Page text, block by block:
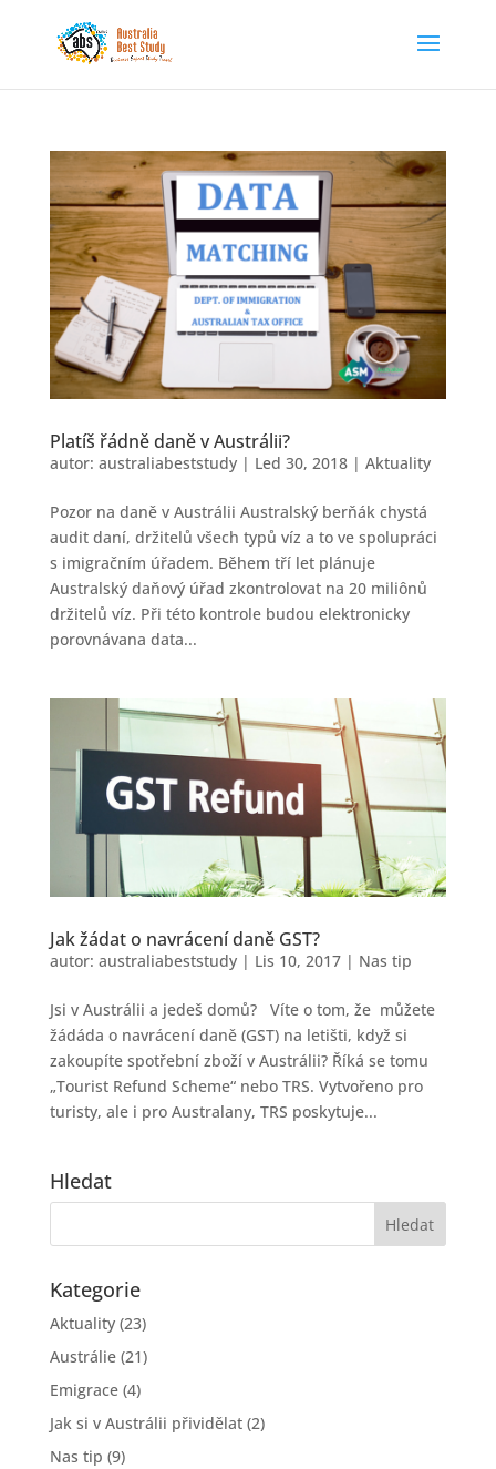
Platíš řádně daně v Austrálii?
autor: australiabeststudy| Led 30, 2018| Aktuality
Pozor na daně v Austrálii Australský berňák chystá
audit daní, držitelů všech typů víz a to ve spolupráci
s imigračním úřadem. Během tří let plánuje
Australský daňový úřad zkontrolovat na 20 miliônů
držitelů víz. Při této kontrole budou elektronicky
porovnávana data...
Jak žádat o navrácení daně GST?
autor: australiabeststudy| Lis 10, 2017| Nas tip
Jsi v Austrálii a jedeš domů? Víte o tom, že můžete
žádáda o navrácení daně (GST) na letišti, když si
zakoupíte spotřební zboží v Austrálii? Říká se tomu
„Tourist Refund Scheme“ nebo TRS. Vytvořeno pro
turisty, ale i pro Australany, TRS poskytuje...
Hledat
Kategorie
Aktuality(23)
Austrálie(21)
Emigrace(4)
Jak si v Austrálii přividělat(2)
Nas tip (9)